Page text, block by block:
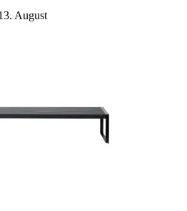
August